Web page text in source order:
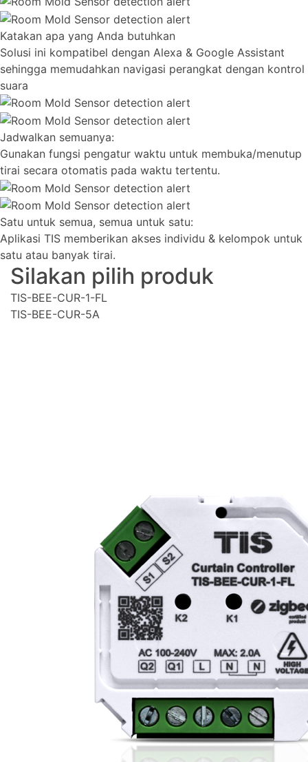
Katakan apa yang Anda butuhkan
Solusi ini kompatibel dengan Alexa & Google Assistant
sehingga memudahkan navigasi perangkat dengan kontrol
suara
Jadwalkan semuanya:
Gunakan fungsi pengatur waktu untuk membuka/menutup
tirai secara otomatis pada waktu tertentu.
Satu untuk semua, semua untuk satu:
Aplikasi TIS memberikan akses individu & kelompok untuk
satu atau banyak tirai.
Silakan pilih produk
TIS-BEE-CUR-1-FL
TIS-BEE-CUR-5A